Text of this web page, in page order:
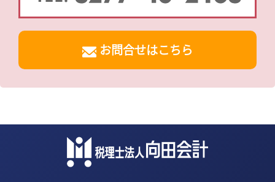
お問合せはこちら